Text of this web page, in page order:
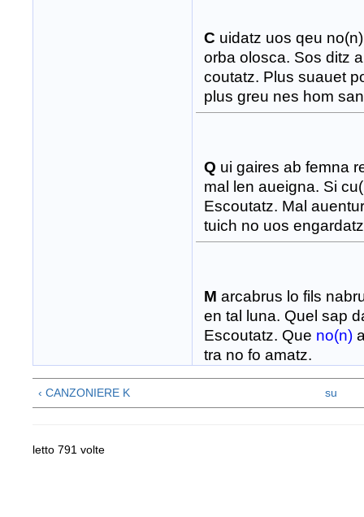
C uidatz uos qeu
orba olosca. Sos ditz
coutatz. Plus suauet
plus greu nes hom
Q ui gaires ab femna
mal len aueigna. Si
Escoutatz. Mal
tuich no uos
M arcabrus lo fils
en tal luna. Quel sap
Escoutatz. Que no(n)
tra no fo amatz.
‹ CANZONIERE K su
letto 791 volte